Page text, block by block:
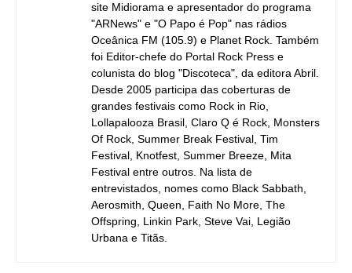
site Midiorama e apresentador do programa
"ARNews" e "O Papo é Pop" nas rádios
Oceânica FM (105.9) e Planet Rock. Também
foi Editor-chefe do Portal Rock Press e
colunista do blog "Discoteca", da editora Abril.
Desde 2005 participa das coberturas de
grandes festivais como Rock in Rio,
Lollapalooza Brasil, Claro Q é Rock, Monsters
Of Rock, Summer Break Festival, Tim
Festival, Knotfest, Summer Breeze, Mita
Festival entre outros. Na lista de
entrevistados, nomes como Black Sabbath,
Aerosmith, Queen, Faith No More, The
Offspring, Linkin Park, Steve Vai, Legião
Urbana e Titãs.